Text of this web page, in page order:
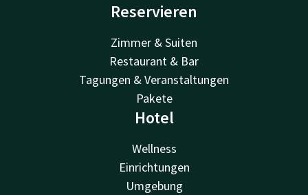
Reservieren
Zimmer & Suiten
Restaurant & Bar
Tagungen & Veranstaltungen
Pakete
Hotel
Wellness
Einrichtungen
Umgebung